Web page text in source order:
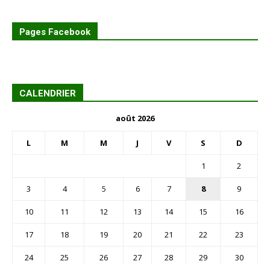
Pages Facebook
CALENDRIER
août 2026
L M M J V S D
1 2
3 4 5 6 7 8 9
10 11 12 13 14 15 16
17 18 19 20 21 22 23
24 25 26 27 28 29 30